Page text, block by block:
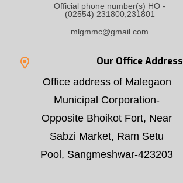
Official phone number(s) HO -
(02554) 231800,231801
mlgmmc@gmail.com
Our Office Address
Office address of Malegaon
Municipal Corporation-
Opposite Bhoikot Fort, Near
Sabzi Market, Ram Setu
Pool, Sangmeshwar-423203